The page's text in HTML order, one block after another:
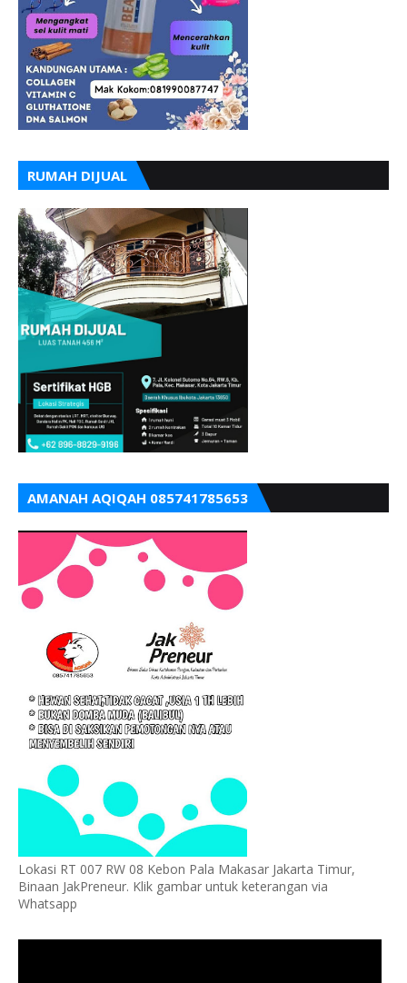
RUMAH DIJUAL
AMANAH AQIQAH 085741785653
Lokasi RT 007 RW 08 Kebon Pala Makasar Jakarta Timur,
Binaan JakPreneur. Klik gambar untuk keterangan via
Whatsapp